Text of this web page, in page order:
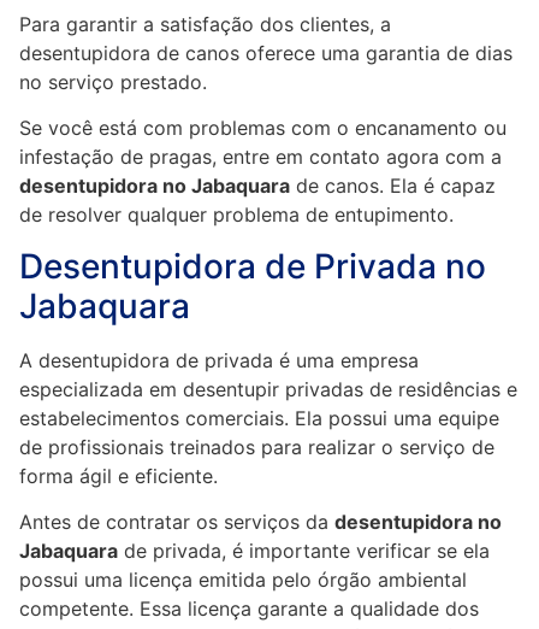
Para garantir a satisfação dos clientes, a
desentupidora de canos oferece uma garantia de dias
no serviço prestado.
Se você está com problemas com o encanamento ou
infestação de pragas, entre em contato agora com a
desentupidora no Jabaquara de canos. Ela é capaz
de resolver qualquer problema de entupimento.
Desentupidora de Privada no
Jabaquara
A desentupidora de privada é uma empresa
especializada em desentupir privadas de residências e
estabelecimentos comerciais. Ela possui uma equipe
de profissionais treinados para realizar o serviço de
forma ágil e eficiente.
Antes de contratar os serviços da desentupidora no
Jabaquara de privada, é importante verificar se ela
possui uma licença emitida pelo órgão ambiental
competente. Essa licença garante a qualidade dos